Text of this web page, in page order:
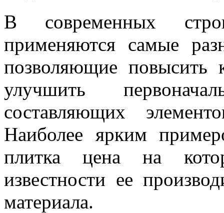
В современных
применяются самые
позволяющие повысить
улучшить
составляющих
Наиболее ярким
плитка цена на
известности ее
материала.